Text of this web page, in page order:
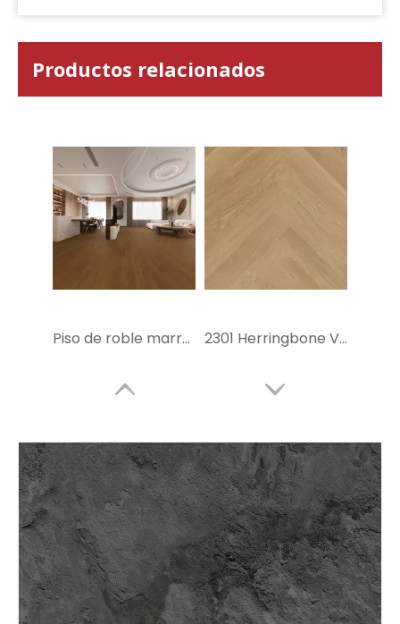
Productos relacionados
Piso de roble marrón vspc 2301 Herringbone VSPC Flooring
2301 Herringbone VSPC Flooring Piso de chapa de roble gris spc